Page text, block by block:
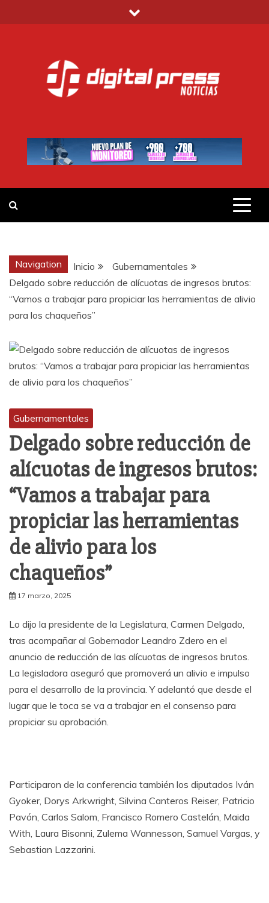
al
DIGITAL PRESS
Navigation Inicio
Gubernamentales
Delgado sobre reducción de alícuotas de ingresos brutos:
“Vamos a trabajar para propiciar las herramientas de alivio
para los chaqueños”
Gubernamentales
Delgado sobre reducción de
alícuotas de ingresos brutos:
“Vamos a trabajar para
propiciar las herramientas
de alivio para los
chaqueños”
17 marzo, 2025
Lo dijo la presidente de la Legislatura, Carmen Delgado,
tras acompañar al Gobernador Leandro Zdero en el
anuncio de reducción de las alícuotas de ingresos brutos.
La legisladora aseguró que promoverá un alivio e impulso
para el desarrollo de la provincia. Y adelantó que desde el
lugar que le toca se va a trabajar en el consenso para
propiciar su aprobación.
Participaron de la conferencia también los diputados Iván
Gyoker, Dorys Arkwright, Silvina Canteros Reiser, Patricio
Pavón, Carlos Salom, Francisco Romero Castelán, Maida
With, Laura Bisonni, Zulema Wannesson, Samuel Vargas, y
Sebastian Lazzarini.